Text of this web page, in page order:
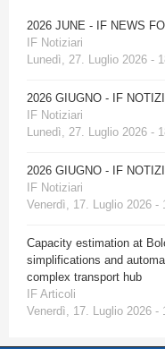
2026 JUNE - IF NEWS
IF Notiziari
Lunedì, 27. Luglio 2026 -
2026 GIUGNO - IF
IF Notiziari
Lunedì, 27. Luglio 2026 -
2026 GIUGNO - IF
IF Notiziari
Venerdì, 17. Luglio 2026 -
Capacity estimation at
simplifications and
complex transport hub
IF Articoli
Venerdì, 17. Luglio 2026 -